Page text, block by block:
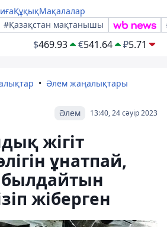
ҚұқықМақалалар
#Қазақстан мақтанышы
$469.93 €541.64 ₽5.71
Әлем жаңалықтары
13:40, 24 сәуір 2023
Әлем
жігіт
ұнатпай,
жіберген